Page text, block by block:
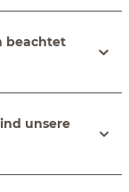
beachtet
unsere